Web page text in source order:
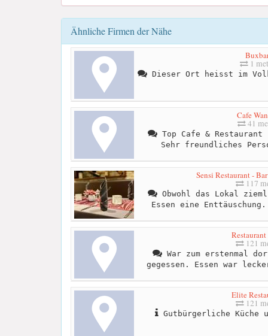
Ähnliche Firmen der Nähe
1
Dieser Ort heisst im
Cafe
41
Top Cafe &
Sehr freundliches
Sensi Restaurant -
117
Obwohl das Lokal
Essen eine
121
War zum erstenmal
gegessen. Essen war
Elite
121
Gutbürgerliche Küche